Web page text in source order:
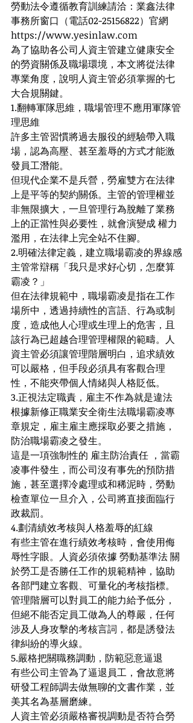
勞動法令遵循教育訓練請洽：業鑫法律
事務所窗口（電話02-25156822）官網
https://www.yesinlaw.com
為了協助各公司人資主管建立健康安全
的勞資關係及職場環境，本文將從法律
專業角度，說明人資主管必須掌握的七
大合規關鍵。
1.翻轉軍隊思維，職場管理不應用軍隊管
理思維
許多主管習慣將過去服役的經驗帶入職
場，認為高壓、甚至羞辱的方式才能激
發員工潛能。
但現代企業不是兵營，勞雇雙方在法律
上是平等的契約關係。主管的管理權並
非無限擴大，一旦管理行為脫離了業務
上的正當性與必要性，就會演變成 權力
濫用，在法律上完全站不住腳。
2.明確法律定義，建立職場霸凌的界線感
主管常辯稱「我只是求好心切，怎麼算
霸凌？」
但在法律規範中，職場霸凌是指在工作
場所中，透過持續性的言語、行為或制
度，造成他人心理或生理上的危害，且
該行為已超越合理管理權限的範疇。人
資主管必須讓管理階層明白，追求績效
可以嚴格，但手段必須具有客觀合理
性，不能夾帶個人情緒與人格貶低。
3.正視法定職責，雇主不作為就是違法
根據新修正職業安全衛生法職場霸凌專
章規定，雇主雇主應採取必要之措施，
防治職場霸凌之發生。
這是一項強制性的 雇主防治責任 ，當霸
凌事件發生，而公司沒有事先的預防措
施，甚至選擇冷處理或和稀泥時，勞動
檢查單位一旦介入，公司將直接面臨行
政裁罰。
4.劃清績效考核與人格羞辱的紅線
有些主管在進行績效考核時，會使用侮
辱性字眼。人資必須依據 勞動基準法 關
於勞工是否勝任工作的規範精神，協助
各部門建立客觀、可量化的考核指標。
管理階層可以對員工的能力給予低分，
但絕不能否定員工做為人的尊嚴，任何
涉及人身攻擊的考核言詞，都是誘發法
律糾紛的導火線。
5.嚴格把關職務調動，防範惡意逼退
有些公司主管為了逼退員工，會故意將
研發工程師調去做無聊的文書作業，並
美其名為基層磨練。
人資主管必須嚴格審視調動是否符合勞